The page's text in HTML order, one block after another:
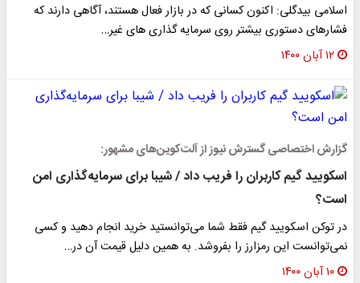
اسلامی بیدگلی: اکنون کسانی که در بازار فعال هستند،‌ آگاهی دارند که
فشارهای دستوری بیشتر روی سرمایه گذاری های غیر…
۱۲ آبان ۱۴۰۰
گزارش اختصاصی گسترش نیوز از آلت‌کوین‌های مشهور:
اسکویید گیم کاربران را فریب داد / شیبا برای سرمایه‌گذاری امن
است؟
در توکن اسکویید گیم فقط شما می‌توانستید خرید انجام دهید و کسی
نمی‌توانست این رمزارز را بفروشد. به همین دلیل قیمت آن در…
۱۰ آبان ۱۴۰۰